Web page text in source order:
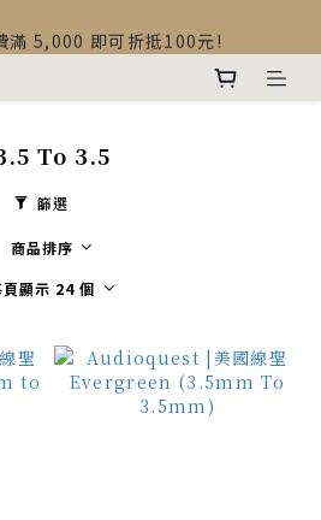
Mania 盒內配件調整說明
滿 5,000 即可折抵100元!
Mania 盒內配件調整說明
To 3.5
篩選
商品排序
頁顯示 24 個